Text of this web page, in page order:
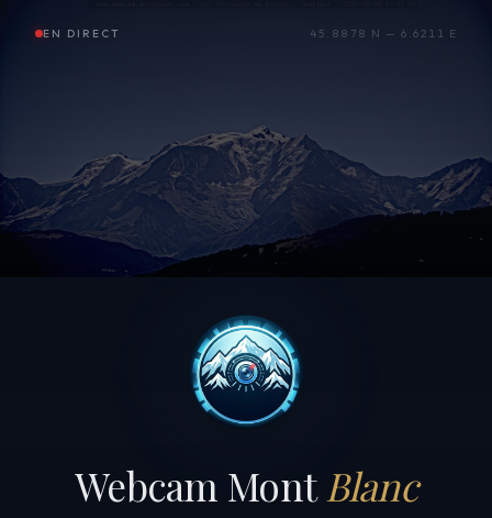
EN DIRECT 45.8878 N — 6.6211 E
Webcam Mont Blanc